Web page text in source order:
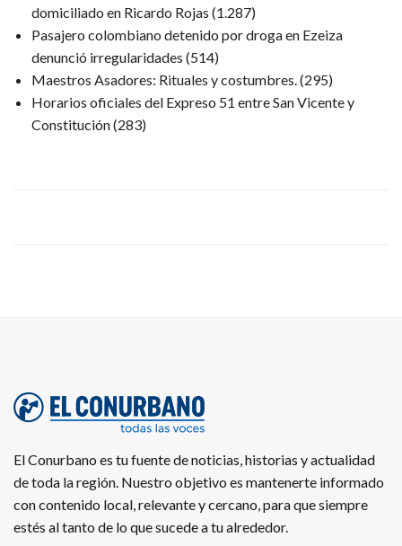
domiciliado en Ricardo Rojas (1.287)
Pasajero colombiano detenido por droga en Ezeiza
denunció irregularidades (514)
Maestros Asadores: Rituales y costumbres.(295)
Horarios oficiales del Expreso 51 entre San Vicente y
Constitución(283)
El Conurbano es tu fuente de noticias, historias y actualidad
de toda la región. Nuestro objetivo es mantenerte informado
con contenido local, relevante y cercano, para que siempre
estés al tanto de lo que sucede a tu alrededor.